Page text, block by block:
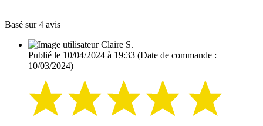
Basé sur 4 avis
Claire S.
Publié le 10/04/2024 à 19:33 (Date de commande :
10/03/2024)